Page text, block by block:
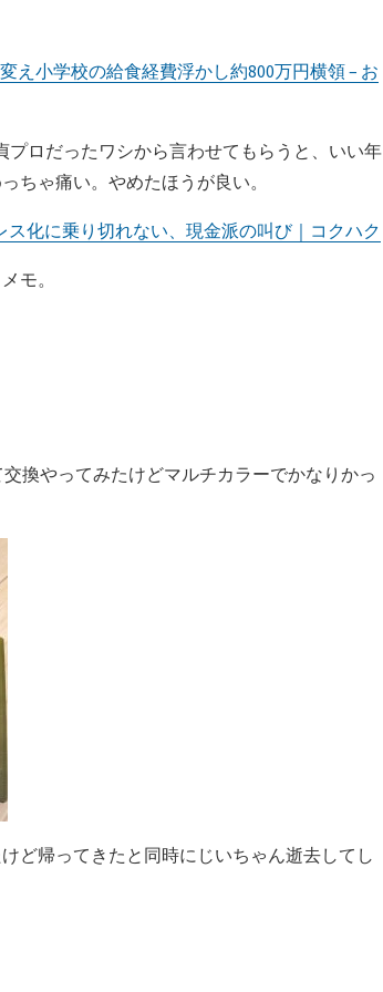
え小学校の給食経費浮かし約800万円横領 – お
ロだったワシから言わせてもらうと、いい年
ちゃ痛い。やめたほうが良い。
ス化に乗り切れない、現金派の叫び｜コクハク
モ。
換やってみたけどマルチカラーでかなりかっ
ど帰ってきたと同時にじいちゃん逝去してし